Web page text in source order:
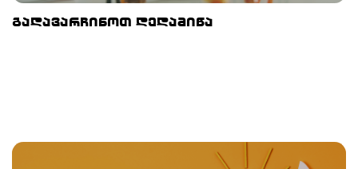
გადავარჩინოთ დედამიწა